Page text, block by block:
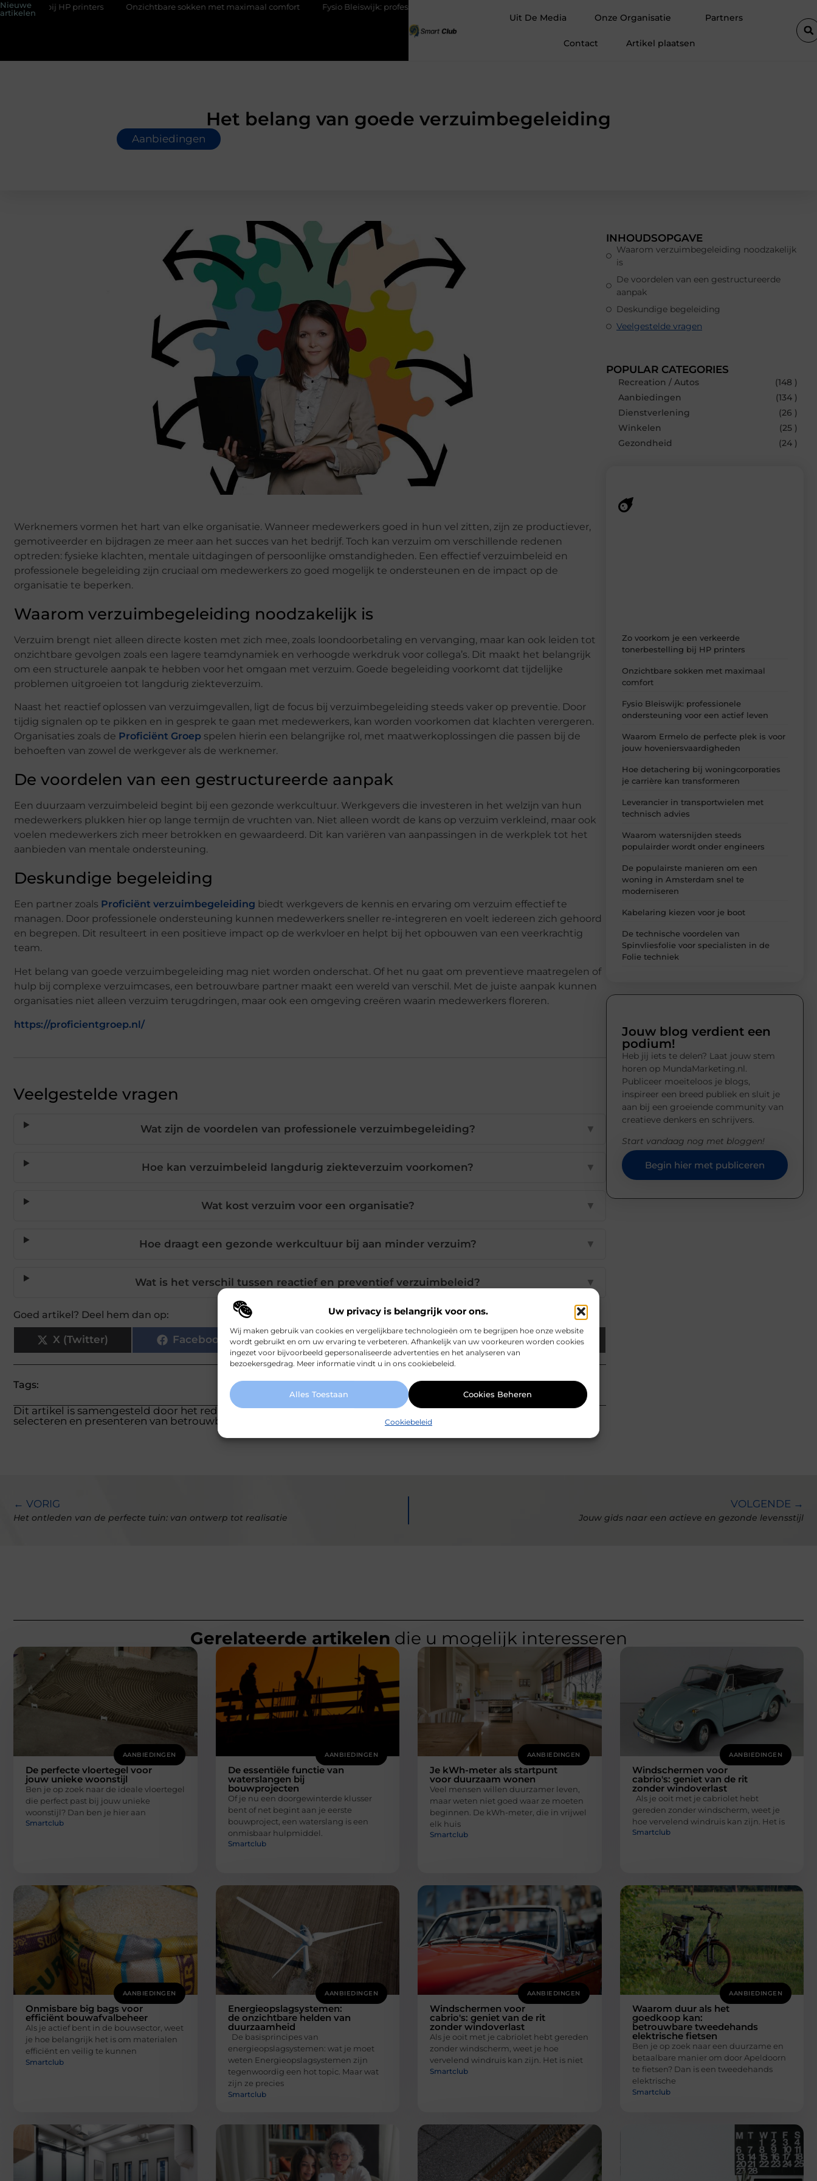
Uw privacy is belangrijk voor ons.
Wij maken gebruik van cookies en vergelijkbare technologieën om te begrijpen hoe onze website
wordt gebruikt en om uw ervaring te verbeteren. Afhankelijk van uw voorkeuren worden cookies
ingezet voor bijvoorbeeld gepersonaliseerde advertenties en het analyseren van
bezoekersgedrag. Meer informatie vindt u in ons cookiebeleid.
Alles Toestaan Cookies Beheren
Cookiebeleid
Nieuwe
artikelen
Onzichtbare sokken met maximaal comfort Fysio Bleiswijk: professionele ondersteuning voor een actief leven
Uit De Media Onze Organisatie Partners
Contact Artikel plaatsen
Het belang van goede verzuimbegeleiding
Aanbiedingen
Werknemers vormen het hart van elke organisatie. Wanneer medewerkers goed in hun vel zitten, zijn ze productiever,
gemotiveerder en bijdragen ze meer aan het succes van het bedrijf. Toch kan verzuim om verschillende redenen
optreden: fysieke klachten, mentale uitdagingen of persoonlijke omstandigheden. Een effectief verzuimbeleid en
professionele begeleiding zijn cruciaal om medewerkers zo goed mogelijk te ondersteunen en de impact op de
organisatie te beperken.
Waarom verzuimbegeleiding noodzakelijk is
Verzuim brengt niet alleen directe kosten met zich mee, zoals loondoorbetaling en vervanging, maar kan ook leiden tot
onzichtbare gevolgen zoals een lagere teamdynamiek en verhoogde werkdruk voor collega’s. Dit maakt het belangrijk
om een structurele aanpak te hebben voor het omgaan met verzuim. Goede begeleiding voorkomt dat tijdelijke
problemen uitgroeien tot langdurig ziekteverzuim.
Naast het reactief oplossen van verzuimgevallen, ligt de focus bij verzuimbegeleiding steeds vaker op preventie. Door
tijdig signalen op te pikken en in gesprek te gaan met medewerkers, kan worden voorkomen dat klachten verergeren.
Organisaties zoals de Proficiënt Groep spelen hierin een belangrijke rol, met maatwerkoplossingen die passen bij de
behoeften van zowel de werkgever als de werknemer.
De voordelen van een gestructureerde aanpak
Een duurzaam verzuimbeleid begint bij een gezonde werkcultuur. Werkgevers die investeren in het welzijn van hun
medewerkers plukken hier op lange termijn de vruchten van. Niet alleen wordt de kans op verzuim verkleind, maar ook
voelen medewerkers zich meer betrokken en gewaardeerd. Dit kan variëren van aanpassingen in de werkplek tot het
aanbieden van mentale ondersteuning.
Deskundige begeleiding
Een partner zoals Proficiënt verzuimbegeleiding biedt werkgevers de kennis en ervaring om verzuim effectief te
managen. Door professionele ondersteuning kunnen medewerkers sneller re-integreren en voelt iedereen zich gehoord
en begrepen. Dit resulteert in een positieve impact op de werkvloer en helpt bij het opbouwen van een veerkrachtig
team.
Het belang van goede verzuimbegeleiding mag niet worden onderschat. Of het nu gaat om preventieve maatregelen of
hulp bij complexe verzuimcases, een betrouwbare partner maakt een wereld van verschil. Met de juiste aanpak kunnen
organisaties niet alleen verzuim terugdringen, maar ook een omgeving creëren waarin medewerkers floreren.
https://proficientgroep.nl/
Veelgestelde vragen
Wat zijn de voordelen van professionele verzuimbegeleiding? ▼
Hoe kan verzuimbeleid langdurig ziekteverzuim voorkomen? ▼
Wat kost verzuim voor een organisatie? ▼
Hoe draagt een gezonde werkcultuur bij aan minder verzuim? ▼
Wat is het verschil tussen reactief en preventief verzuimbeleid? ▼
Goed artikel? Deel hem dan op:
X (Twitter) Facebook Pinterest LinkedIn Email
Tags:
Dit artikel is samengesteld door het redactieteam van mundamarketing.nl, dat zich richt op het zorgvuldig
selecteren en presenteren van betrouwbare informatie.
INHOUDSOPGAVE
Waarom verzuimbegeleiding noodzakelijk
is
De voordelen van een gestructureerde
aanpak
Deskundige begeleiding
Veelgestelde vragen
POPULAR CATEGORIES
Recreation / Autos
(148 )
Aanbiedingen
(134 )
Dienstverlening
(26 )
Winkelen
(25 )
Gezondheid
(24 )
Zo voorkom je een verkeerde
tonerbestelling bij HP printers
Onzichtbare sokken met maximaal
comfort
Fysio Bleiswijk: professionele
ondersteuning voor een actief leven
Waarom Ermelo de perfecte plek is voor
jouw hoveniersvaardigheden
Hoe detachering bij woningcorporaties
je carrière kan transformeren
Leverancier in transportwielen met
technisch advies
Waarom watersnijden steeds
populairder wordt onder engineers
De populairste manieren om een
woning in Amsterdam snel te
moderniseren
Kabelaring kiezen voor je boot
De technische voordelen van
Spinvliesfolie voor specialisten in de
Folie techniek
Jouw blog verdient een
podium!
Heb jij iets te delen? Laat jouw stem
horen op MundaMarketing.nl.
Publiceer moeiteloos je blogs,
inspireer een breed publiek en sluit je
aan bij een groeiende community van
creatieve denkers en schrijvers.
Start vandaag nog met bloggen!
Begin hier met publiceren
← VORIG
Het ontleden van de perfecte tuin: van ontwerp tot realisatie
VOLGENDE →
Jouw gids naar een actieve en gezonde levensstijl
Gerelateerde artikelen die u mogelijk interesseren
AANBIEDINGEN
De perfecte vloertegel voor
jouw unieke woonstijl
Ben je op zoek naar de ideale vloertegel
die perfect past bij jouw unieke
woonstijl? Dan ben je hier aan
Smartclub
AANBIEDINGEN
De essentiële functie van
waterslangen bij
bouwprojecten
Of je nu een doorgewinterde klusser
bent of net begint aan je eerste
bouwproject, een waterslang is een
onmisbaar hulpmiddel.
Smartclub
AANBIEDINGEN
Je kWh-meter als startpunt
voor duurzaam wonen
Veel mensen willen duurzamer leven,
maar weten niet goed waar ze moeten
beginnen. De kWh-meter, die in vrijwel
elk huis
Smartclub
AANBIEDINGEN
Windschermen voor
cabrio's: geniet van de rit
zonder windoverlast
Als je ooit met je cabriolet hebt
gereden zonder windscherm, weet je
hoe vervelend windruis kan zijn. Het is
Smartclub
AANBIEDINGEN
Onmisbare big bags voor
efficiënt bouwafvalbeheer
Als je actief bent in de bouwsector, weet
je hoe belangrijk het is om materialen
efficiënt en veilig te kunnen
Smartclub
AANBIEDINGEN
Energieopslagsystemen:
de onzichtbare helden van
duurzaamheid
De basisprincipes van
energieopslagsystemen: wat je moet
weten Energieopslagsystemen zijn
tegenwoordig een hot topic. Maar wat
zijn ze precies
Smartclub
AANBIEDINGEN
Windschermen voor
cabrio's: geniet van de rit
zonder windoverlast
Als je ooit met je cabriolet hebt gereden
zonder windscherm, weet je hoe
vervelend windruis kan zijn. Het is niet
Smartclub
AANBIEDINGEN
Waarom duur als het
goedkoop kan:
betrouwbare tweedehands
elektrische fietsen
Ben je op zoek naar een duurzame en
betaalbare manier om door Apeldoorn
te fietsen? Dan is een tweedehands
elektrische
Smartclub